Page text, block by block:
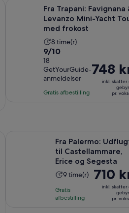
Fra Trapani: Favignana
Levanzo Mini-Yacht
med frokost
Oplevelsens
varighed
8
timer
8 time(r)
9.0
ud
af
10
med
9/10
18
GetYourGuide-
anmeldelser
Gratis afbestilling
Prisen
er
748 kr.
748
inkl. skatter
pr.
Fra Palermo:
til Castellammare,
Erice og Segesta
Oplevelsens
er
9 time(r)
Gratis
afbestilling
Prisen
er
710 kr.
710
inkl. skatter
pr.